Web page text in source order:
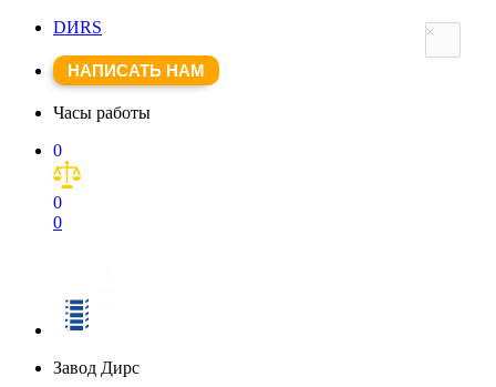
DИRS
НАПИСАТЬ НАМ
Часы работы
0
0
0
Завод Дирс
×